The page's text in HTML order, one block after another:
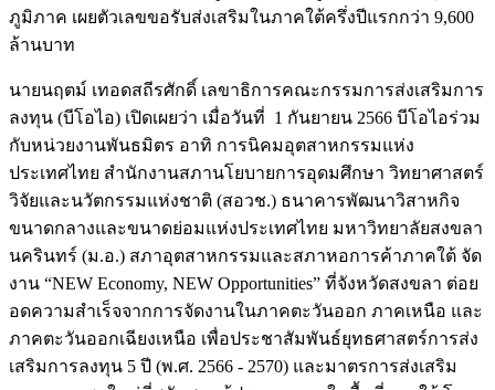
ภูมิภาค เผยตัวเลขขอรับส่งเสริมในภาคใต้ครึ่งปีแรกกว่า 9,600
ล้านบาท
นายนฤตม์ เทอดสถีรศักดิ์ เลขาธิการคณะกรรมการส่งเสริมการ
ลงทุน (บีโอไอ) เปิดเผยว่า เมื่อวันที่ 1 กันยายน 2566 บีโอไอร่วม
กับหน่วยงานพันธมิตร อาทิ การนิคมอุตสาหกรรมแห่ง
ประเทศไทย สำนักงานสภานโยบายการอุดมศึกษา วิทยาศาสตร์
วิจัยและนวัตกรรมแห่งชาติ (สอวช.) ธนาคารพัฒนาวิสาหกิจ
ขนาดกลางและขนาดย่อมแห่งประเทศไทย มหาวิทยาลัยสงขลา
นครินทร์ (ม.อ.) สภาอุตสาหกรรมและสภาหอการค้าภาคใต้ จัด
งาน “NEW Economy, NEW Opportunities” ที่จังหวัดสงขลา ต่อย
อดความสำเร็จจากการจัดงานในภาคตะวันออก ภาคเหนือ และ
ภาคตะวันออกเฉียงเหนือ เพื่อประชาสัมพันธ์ยุทธศาสตร์การส่ง
เสริมการลงทุน 5 ปี (พ.ศ. 2566 - 2570) และมาตรการส่งเสริม